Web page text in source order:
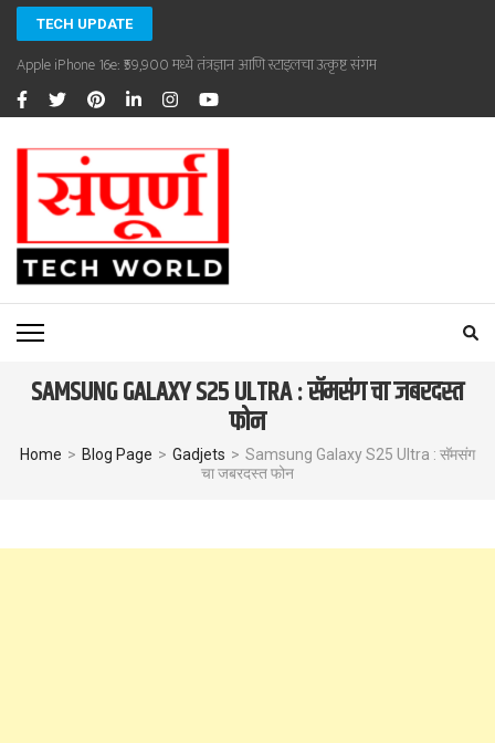
Skip
content
(Press
Enter)
TECH UPDATE
Apple iPhone 16e: ₹59,900 मध्ये तंत्रज्ञान आणि स्टाइलचा उत्कृष्ट संगम
SAMPOORNA TECHWORLD
Sampoorna Techworld
SAMSUNG GALAXY S25 ULTRA : सॅमसंग चा जबरदस्त
फोन
Home > Blog Page > Gadjets > Samsung Galaxy S25 Ultra : सॅमसंग
चा जबरदस्त फोन